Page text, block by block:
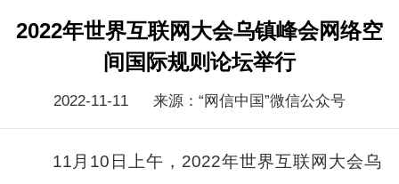
2022年世界互联网大会乌镇峰会网络空
间国际规则论坛举行
2022-11-11 来源：“网信中国”微信公众号
11月10日上午，2022年世界互联网大会乌